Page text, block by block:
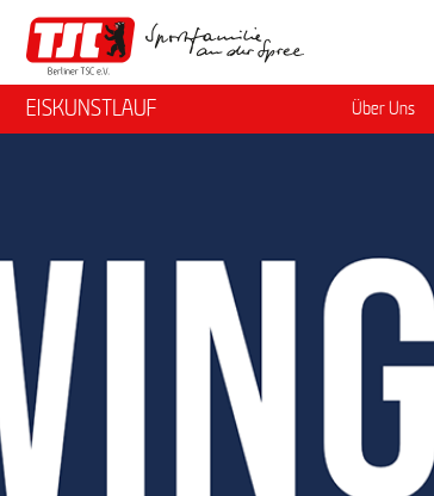
EISKUNSTLAUF Über Uns